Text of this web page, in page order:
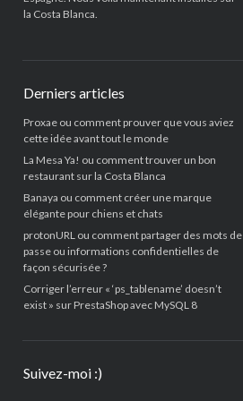
la Costa Blanca.
Derniers articles
Proxae ou comment prouver que vous aviez
cette idée avant tout le monde
La Mesa Ya! ou comment trouver un bon
restaurant sur la Costa Blanca
Banaya ou comment créer une marque
élégante pour chiens et chats
protonURL ou comment partager des mots de
passe ou informations confidentielles de
façon sécurisée ?
Corriger l’erreur « ‘ps_tablename’ doesn’t
exist » sur PrestaShop avec MySQL 8
Suivez-moi :)